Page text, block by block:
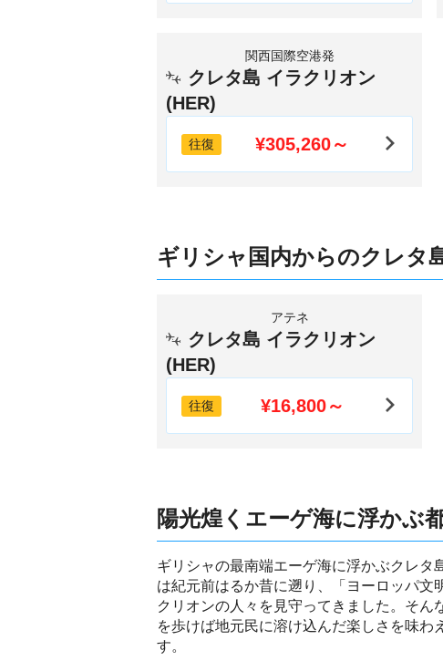
関西国際空港発
クレタ島 イラクリオン
(HER)
往復 ¥305,260～
ギリシャ国内からのクレタ
アテネ
クレタ島 イラクリオン
(HER)
往復 ¥16,800～
陽光煌くエーゲ海に浮かぶ
ギリシャの最南端エーゲ海に浮かぶクレ
は紀元前はるか昔に遡り、「ヨーロッパ
クリオンの人々を見守ってきました。そ
を歩けば地元民に溶け込んだ楽しさを味
す。